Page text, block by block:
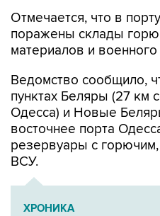
Отмечается, что в
поражены склады
материалов и
Ведомство сообщило,
пунктах Беляры (27 км
Одесса) и Новые
восточнее порта
резервуары с
ВСУ.
ХРОНИКА